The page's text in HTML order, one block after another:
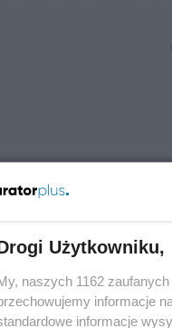
Użytkowniku,
naszych 1162
informacje
informacje